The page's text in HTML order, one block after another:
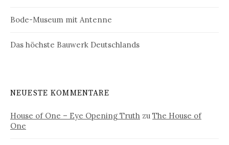
Bode-Museum mit Antenne
Das höchste Bauwerk Deutschlands
NEUESTE KOMMENTARE
House of One – Eye Opening Truth zu The House of
One